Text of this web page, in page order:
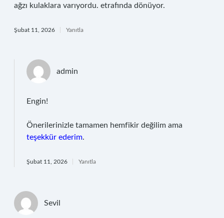
ağzı kulaklara varıyordu. etrafında dönüyor.
Şubat 11, 2026 Yanıtla
admin
Engin!
Önerilerinizle tamamen hemfikir değilim ama
teşekkür ederim.
Şubat 11, 2026 Yanıtla
Sevil